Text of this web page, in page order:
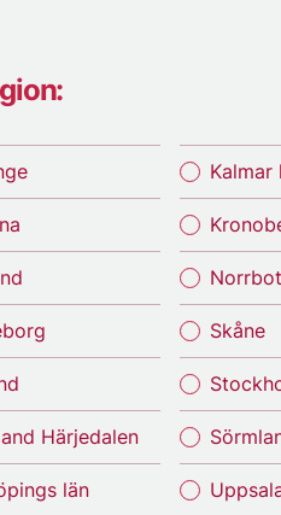
Härjedalen
län
Kalmar
Skåne